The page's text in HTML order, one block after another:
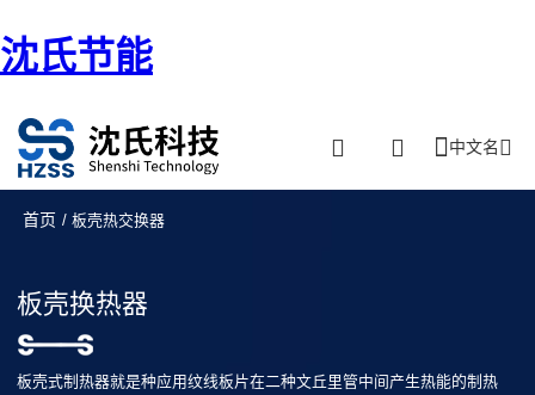
沈氏节能
中文名
首页 / 板壳热交换器
板壳换热器
板壳式制热器就是种应用纹线板片在二种文丘里管中间产生热能的制热